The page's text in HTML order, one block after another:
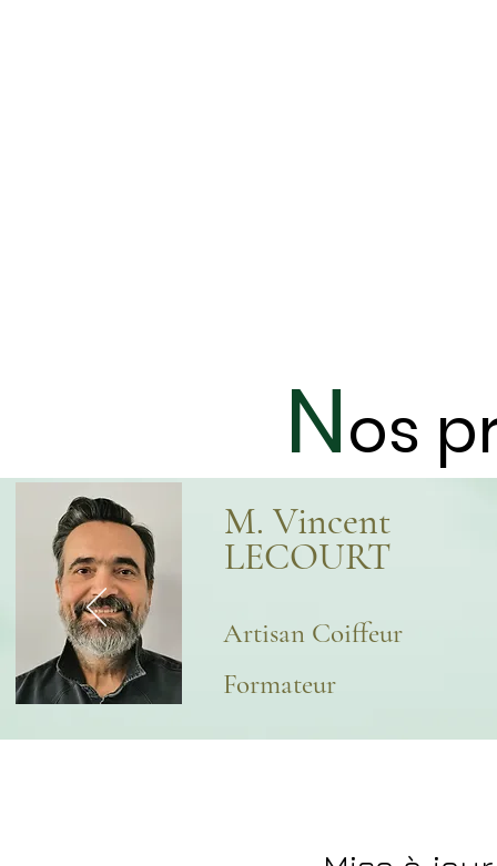
Nos
M. Vincent
LECOURT
Artisan Coiffeur
Formateur